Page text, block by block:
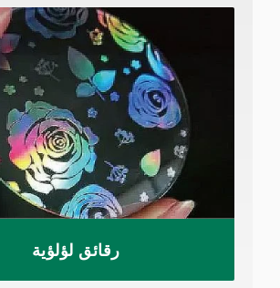
رقائق لؤلؤية